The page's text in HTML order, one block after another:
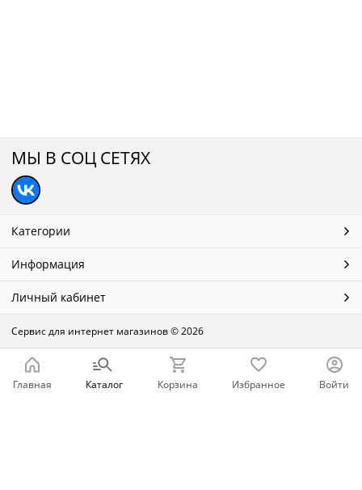
МЫ В СОЦ СЕТЯХ
Категории
Информация
Личный кабинет
Сервис для интернет магазинов© 2026
Главная Каталог Корзина Избранное Войти